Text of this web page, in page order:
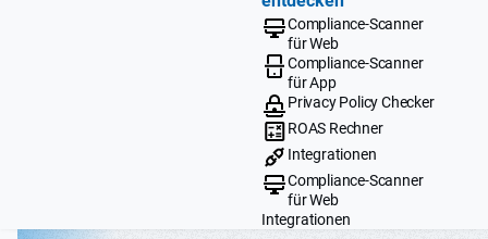
Compliance-Scanner
für Web
Compliance-Scanner
für App
Privacy Policy Checker
ROAS Rechner
Integrationen
Compliance-Scanner
für Web
Integrationen